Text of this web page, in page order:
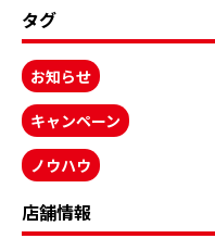
タグ
お知らせ
キャンペーン
ノウハウ
店舗情報